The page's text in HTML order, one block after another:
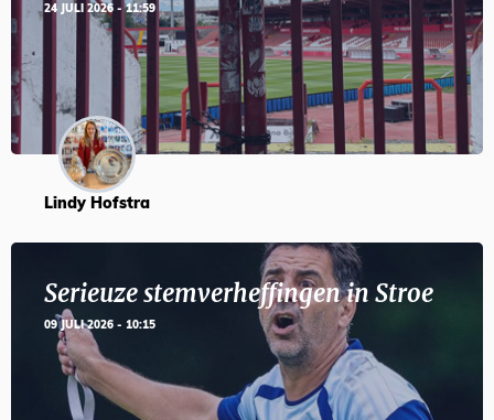
24 JULI 2026 - 11:59
Lindy Hofstra
Serieuze stemverheffingen in Stroe
09 JULI 2026 - 10:15